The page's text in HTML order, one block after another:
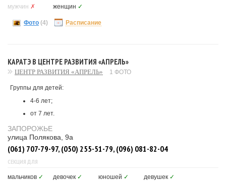
мужчин ✗ женщин ✓
Фото (4) Расписание
КАРАТЭ В ЦЕНТРЕ РАЗВИТИЯ «АПРЕЛЬ»
ЦЕНТР РАЗВИТИЯ «АПРЕЛЬ» 1 ФОТО
Группы для детей:
4-6 лет;
от 7 лет.
ЗАПОРОЖЬЕ
улица Полякова, 9а
(061) 707-79-97, (050) 255-51-79, (096) 081-82-04
СЕКЦИЯ ДЛЯ
мальчиков ✓ девочек ✓ юношей ✓ девушек ✓